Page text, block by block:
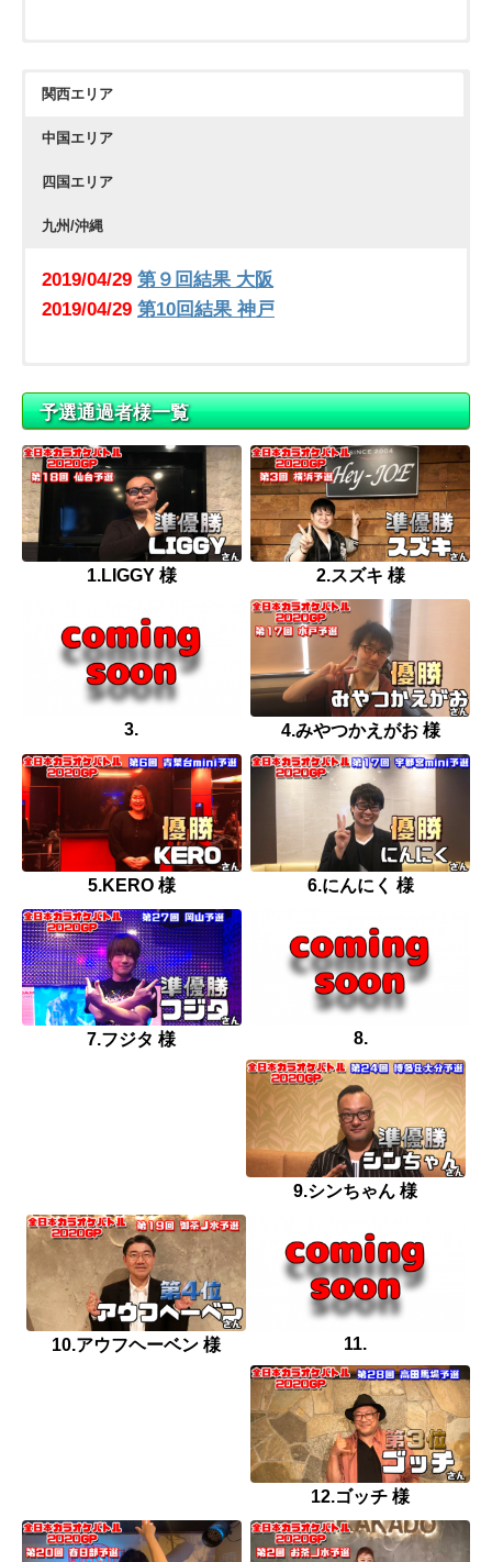
2019/04/28
2019/08/11
関西エリア
中国エリア
四国エリア
九州/沖縄
2019/04/29 第９回結果 大阪
2019/04/29 第10回結果 神戸
2019/09/16 第27回結果 岡山
2019/09/14 第25回結果 熊本＆宮崎
予選通過者様一覧
1.LIGGY 様 2.スズキ 様
3. 4.みやつかえがお 様
5.KERO 様 6.にんにく 様
7.フジタ 様 8.
9.シンちゃん 様
10.アウフヘーベン 様 11.
12.ゴッチ 様